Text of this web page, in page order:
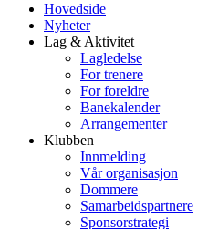
Hovedside
Nyheter
Lag & Aktivitet
Lagledelse
For trenere
For foreldre
Banekalender
Arrangementer
Klubben
Innmelding
Vår organisasjon
Dommere
Samarbeidspartnere
Sponsorstrategi